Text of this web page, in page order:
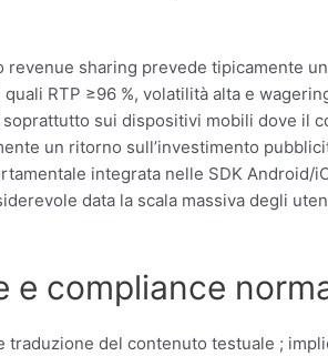
revenue sharing prevede
RTP ≥96 %, volatilità alta e
sui dispositivi mobili dove
un ritorno sull’investimento
integrata nelle SDK
data la scala massiva degli
e compliance
traduzione del contenuto testuale ;